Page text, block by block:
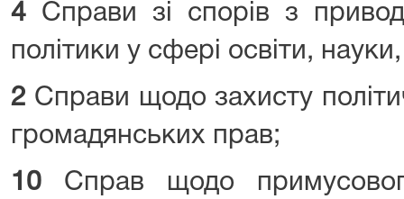
4 Справи зі спорів з
політики у сфері освіти,
2 Справи щодо захисту
громадянських прав;
10 Справ щодо